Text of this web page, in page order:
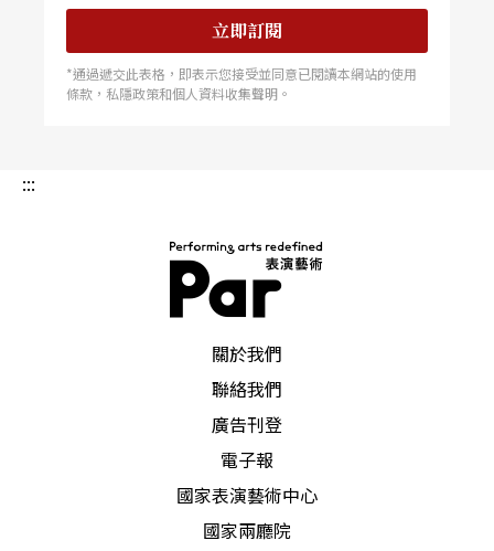
立即訂閱
*通過遞交此表格，即表示您接受並同意已閱讀本網站的使用
條款，私隱政策和個人資料收集聲明。
:::
關於我們
聯絡我們
廣告刊登
電子報
國家表演藝術中心
國家兩廳院